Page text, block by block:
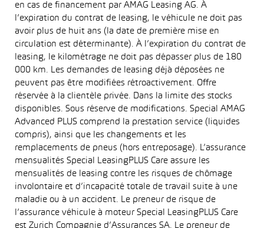
en cas de financement par AMAG Leasing AG. À
l’expiration du contrat de leasing, le véhicule ne doit pas
avoir plus de huit ans (la date de première mise en
circulation est déterminante). À l’expiration du contrat de
leasing, le kilométrage ne doit pas dépasser plus de 180
000 km. Les demandes de leasing déjà déposées ne
peuvent pas être modifiées rétroactivement. Offre
réservée à la clientèle privée. Dans la limite des stocks
disponibles. Sous réserve de modifications. Special AMAG
Advanced PLUS comprend la prestation service (liquides
compris), ainsi que les changements et les
remplacements de pneus (hors entreposage). L’assurance
mensualités Special LeasingPLUS Care assure les
mensualités de leasing contre les risques de chômage
involontaire et d’incapacité totale de travail suite à une
maladie ou à un accident. Le preneur de risque de
l’assurance véhicule à moteur Special LeasingPLUS Care
est Zurich Compagnie d’Assurances SA. Le preneur de